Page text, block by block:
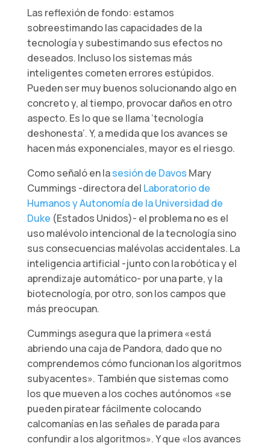
Las reflexión de fondo: estamos
sobreestimando las capacidades de la
tecnología y subestimando sus efectos no
deseados. Incluso los sistemas más
inteligentes cometen errores estúpidos.
Pueden ser muy buenos solucionando algo en
concreto y, al tiempo, provocar daños en otro
aspecto. Es lo que se llama ‘tecnología
deshonesta’. Y, a medida que los avances se
hacen más exponenciales, mayor es el riesgo.
Como señaló en lasesión de Davos Mary
Cummings -directora del Laboratorio de
Humanos y Autonomía de la Universidad de
Duke (Estados Unidos)- el problema no es el
uso malévolo intencional de la tecnología sino
sus consecuencias malévolas accidentales. La
inteligencia artificial -junto con la robótica y el
aprendizaje automático- por una parte, y la
biotecnología, por otro, son los campos que
más preocupan.
Cummings asegura que la primera «está
abriendo una caja de Pandora, dado que no
comprendemos cómo funcionan los algoritmos
subyacentes». También que sistemas como
los que mueven a los coches autónomos «se
pueden piratear fácilmente colocando
calcomanías en las señales de parada para
confundir a los algoritmos». Y que «los avances